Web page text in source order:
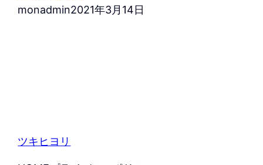
monadmin2021年3月14日
ツキヒヨリ